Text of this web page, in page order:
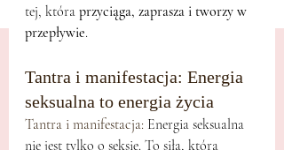
tej, która przyciąga, zaprasza i tworzy w
przepływie.
Tantra i manifestacja: Energia
seksualna to energia życia
Tantra i manifestacja: Energia seksualna
nie jest tylko o seksie. To siła, która